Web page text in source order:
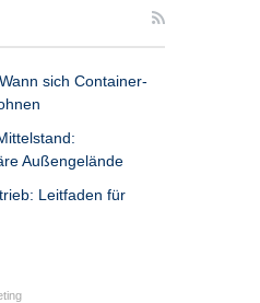
sich Container-
Außengelände
Leitfaden für